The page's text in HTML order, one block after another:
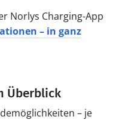
Norlys Charging-App
– in ganz
Überblick
– je